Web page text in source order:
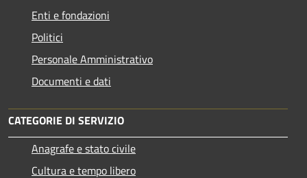
Enti e fondazioni
Politici
Personale Amministrativo
Documenti e dati
CATEGORIE DI SERVIZIO
Anagrafe e stato civile
Cultura e tempo libero